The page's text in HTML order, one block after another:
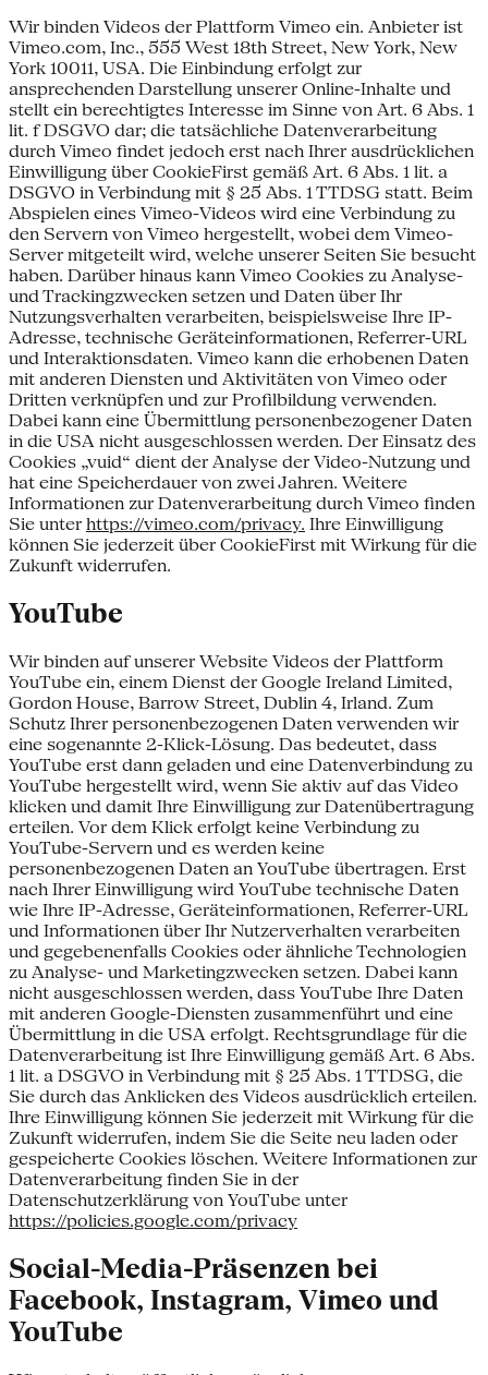
Wir binden Videos der Plattform Vimeo ein. Anbieter ist
Vimeo.com, Inc., 555 West 18th Street, New York, New
York 10011, USA. Die Einbindung erfolgt zur
ansprechenden Darstellung unserer Online-Inhalte und
stellt ein berechtigtes Interesse im Sinne von Art. 6 Abs. 1
lit. f DSGVO dar; die tatsächliche Datenverarbeitung
durch Vimeo findet jedoch erst nach Ihrer ausdrücklichen
Einwilligung über CookieFirst gemäß Art. 6 Abs. 1 lit. a
DSGVO in Verbindung mit § 25 Abs. 1 TTDSG statt. Beim
Abspielen eines Vimeo-Videos wird eine Verbindung zu
den Servern von Vimeo hergestellt, wobei dem Vimeo-
Server mitgeteilt wird, welche unserer Seiten Sie besucht
haben. Darüber hinaus kann Vimeo Cookies zu Analyse-
und Trackingzwecken setzen und Daten über Ihr
Nutzungsverhalten verarbeiten, beispielsweise Ihre IP-
Adresse, technische Geräteinformationen, Referrer-URL
und Interaktionsdaten. Vimeo kann die erhobenen Daten
mit anderen Diensten und Aktivitäten von Vimeo oder
Dritten verknüpfen und zur Profilbildung verwenden.
Dabei kann eine Übermittlung personenbezogener Daten
in die USA nicht ausgeschlossen werden. Der Einsatz des
Cookies „vuid“ dient der Analyse der Video-Nutzung und
hat eine Speicherdauer von zwei Jahren. Weitere
Informationen zur Datenverarbeitung durch Vimeo finden
Sie unter https://vimeo.com/privacy. Ihre Einwilligung
können Sie jederzeit über CookieFirst mit Wirkung für die
Zukunft widerrufen.
YouTube
Wir binden auf unserer Website Videos der Plattform
YouTube ein, einem Dienst der Google Ireland Limited,
Gordon House, Barrow Street, Dublin 4, Irland. Zum
Schutz Ihrer personenbezogenen Daten verwenden wir
eine sogenannte 2-Klick-Lösung. Das bedeutet, dass
YouTube erst dann geladen und eine Datenverbindung zu
YouTube hergestellt wird, wenn Sie aktiv auf das Video
klicken und damit Ihre Einwilligung zur Datenübertragung
erteilen. Vor dem Klick erfolgt keine Verbindung zu
YouTube-Servern und es werden keine
personenbezogenen Daten an YouTube übertragen. Erst
nach Ihrer Einwilligung wird YouTube technische Daten
wie Ihre IP-Adresse, Geräteinformationen, Referrer-URL
und Informationen über Ihr Nutzerverhalten verarbeiten
und gegebenenfalls Cookies oder ähnliche Technologien
zu Analyse- und Marketingzwecken setzen. Dabei kann
nicht ausgeschlossen werden, dass YouTube Ihre Daten
mit anderen Google-Diensten zusammenführt und eine
Übermittlung in die USA erfolgt. Rechtsgrundlage für die
Datenverarbeitung ist Ihre Einwilligung gemäß Art. 6 Abs.
1 lit. a DSGVO in Verbindung mit § 25 Abs. 1 TTDSG, die
Sie durch das Anklicken des Videos ausdrücklich erteilen.
Ihre Einwilligung können Sie jederzeit mit Wirkung für die
Zukunft widerrufen, indem Sie die Seite neu laden oder
gespeicherte Cookies löschen. Weitere Informationen zur
Datenverarbeitung finden Sie in der
Datenschutzerklärung von YouTube unter
https://policies.google.com/privacy
Social-Media-Präsenzen bei
Facebook, Instagram, Vimeo und
YouTube